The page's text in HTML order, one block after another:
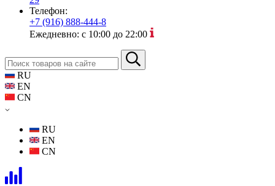
Телефон:
+7 (916) 888-444-8
Ежедневно: с 10:00 до 22:00
RU
EN
CN
RU
EN
CN